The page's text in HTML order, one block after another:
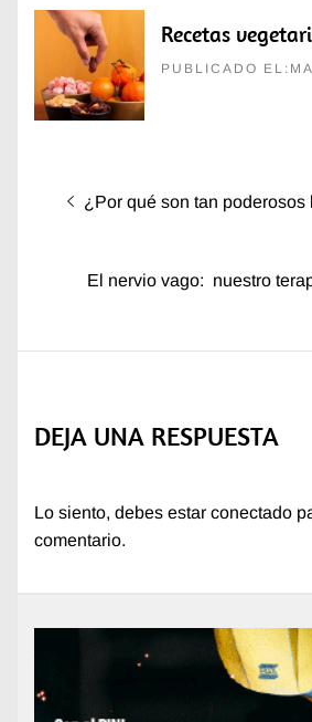
Recetas
PUBLICADO
Navegación
Entrada
¿Por qué son tan poderosos
Entrada
El nervio vago: nuestro
DEJA UNA RESPUESTA
Lo siento, debes estar conectado
comentario.